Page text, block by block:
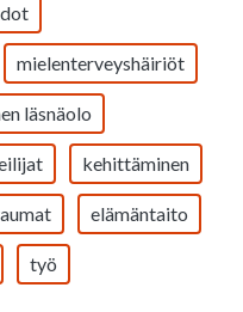
mielenterveyshäiriöt
läsnäolo
kehittäminen
elämäntaito
työ